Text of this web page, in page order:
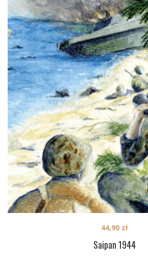
Saipan 1944
44,90 zł